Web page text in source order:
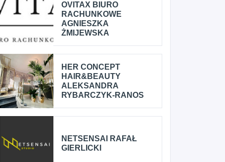
OVITAX BIURO
RACHUNKOWE
AGNIESZKA
ŻMIJEWSKA
HER CONCEPT
HAIR&BEAUTY
ALEKSANDRA
RYBARCZYK-RANOS
NETSENSAI RAFAŁ
GIERLICKI